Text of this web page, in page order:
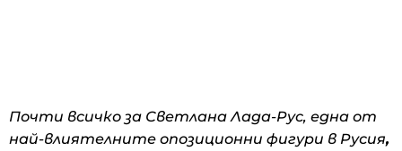
Почти всичко за Светлана Лада-Рус, една от
най-влиятелните опозиционни фигури в Русия,